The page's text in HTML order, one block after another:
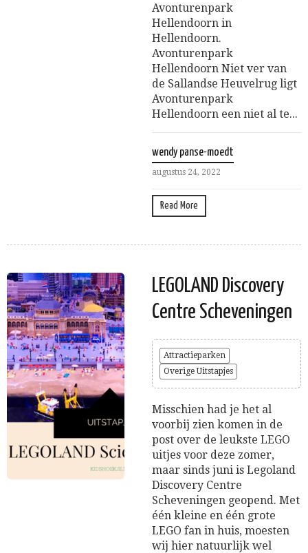
Avonturenpark
Hellendoorn in
Hellendoorn.
Avonturenpark
Hellendoorn Niet ver van
de Sallandse Heuvelrug ligt
Avonturenpark
Hellendoorn een niet al te...
wendy panse-moedt
augustus 24, 2022
Read More
LEGOLAND Discovery
Centre Scheveningen
Attractieparken
Overige Uitstapjes
Misschien had je het al
voorbij zien komen in de
post over de leukste LEGO
uitjes voor deze zomer,
maar sinds juni is Legoland
Discovery Centre
Scheveningen geopend. Met
één kleine en één grote
LEGO fan in huis, moesten
wij hier natuurlijk wel